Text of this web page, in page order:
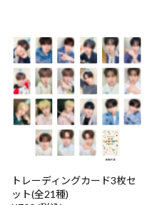
トレーディングカード3枚セ
ット(全21種)